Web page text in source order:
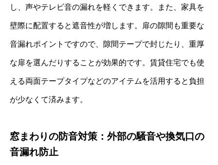
し、声やテレビ音の漏れを軽くできます。また、家具を
壁際に配置すると遮音性が増します。扉の隙間も重要な
音漏れポイントですので、隙間テープで封じたり、重厚
な扉を選んだりすることが効果的です。賃貸住宅でも使
える両面テープタイプなどのアイテムを活用すると負担
が少なくて済みます。
窓まわりの防音対策：外部の騒音や換気口の
音漏れ防止